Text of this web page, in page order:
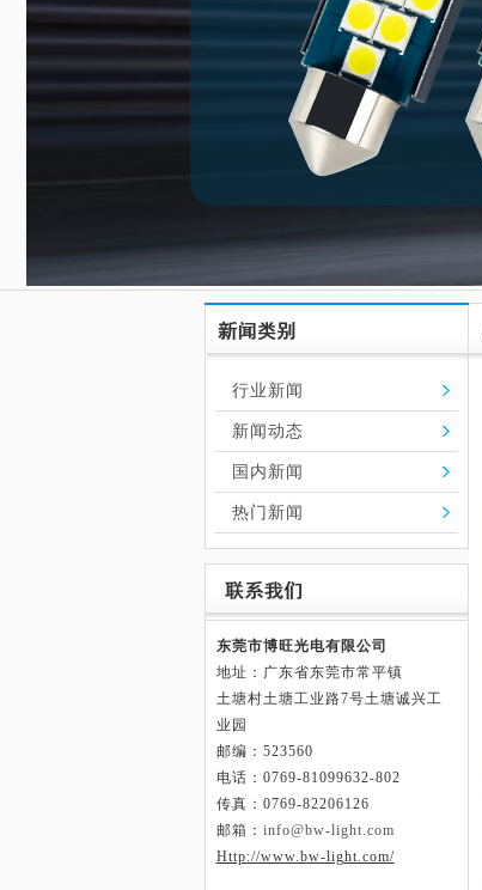
行业新闻
新闻动态
国内新闻
热门新闻
东莞市博旺光电有限公司
地址：广东省东莞市常平镇
土塘村土塘工业路7号土塘诚兴工
业园
邮编：523560
电话：0769-81099632-802
传真：0769-82206126
邮箱： info@bw-light.com
Http://www.bw-light.com/